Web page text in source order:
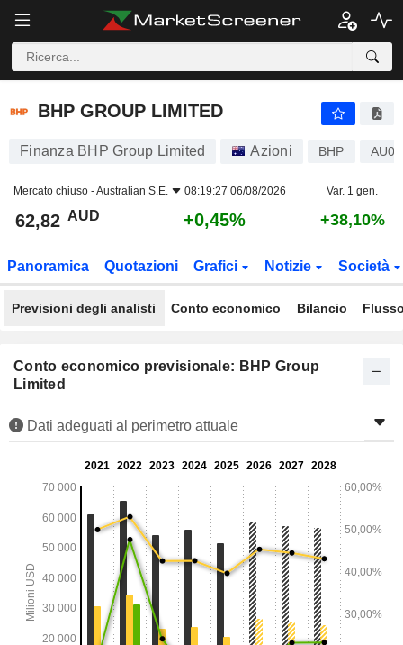
BHP GROUP LIMITED
BHP GROUP LIMITED
Finanza BHP Group Limited Azioni BHP
Mercato chiuso -Australian S.E. 08:19:27 06/08/2026 Var. 1 gen.
62,82 AUD +0,45% +38,10%
Panoramica Quotazioni Grafici Notizie Società
Previsioni degli analisti Conto economico Bilancio
Conto economico previsionale: BHP Group
Limited
Dati adeguati al perimetro attuale